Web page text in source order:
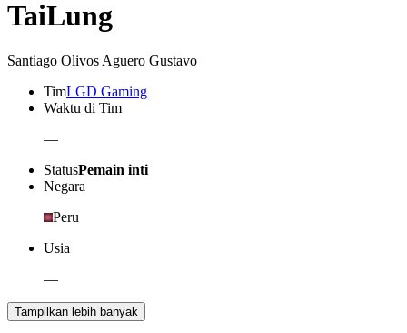
TaiLung
Santiago Olivos Aguero Gustavo
TimLGD Gaming
Waktu di Tim
—
StatusPemain inti
Negara
Peru
Usia
—
Tampilkan lebih banyak